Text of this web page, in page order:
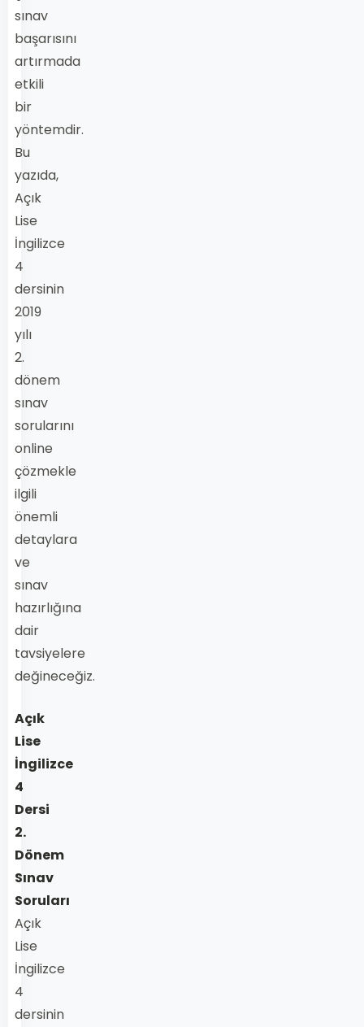
sınav
başarısını
artırmada
etkili
bir
yöntemdir.
Bu
yazıda,
Açık
Lise
İngilizce
4
dersinin
2019
yılı
2.
dönem
sınav
sorularını
online
çözmekle
ilgili
önemli
detaylara
ve
sınav
hazırlığına
dair
tavsiyelere
değineceğiz.
Açık
Lise
İngilizce
4
Dersi
2.
Dönem
Sınav
Soruları
Açık
Lise
İngilizce
4
dersinin